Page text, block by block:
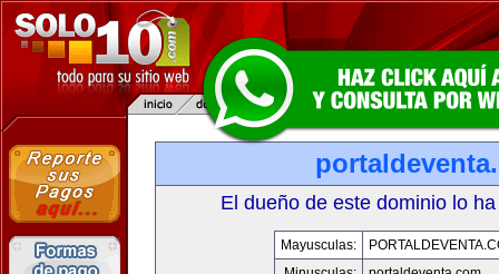
El dueño de este dominio lo
Mayusculas: